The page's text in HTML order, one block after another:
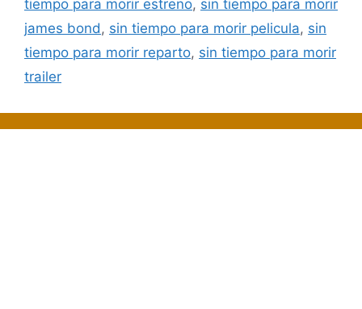
tiempo para morir estreno, sin tiempo para morir
james bond , sin tiempo para morir pelicula, sin
tiempo para morir reparto, sin tiempo para morir
trailer